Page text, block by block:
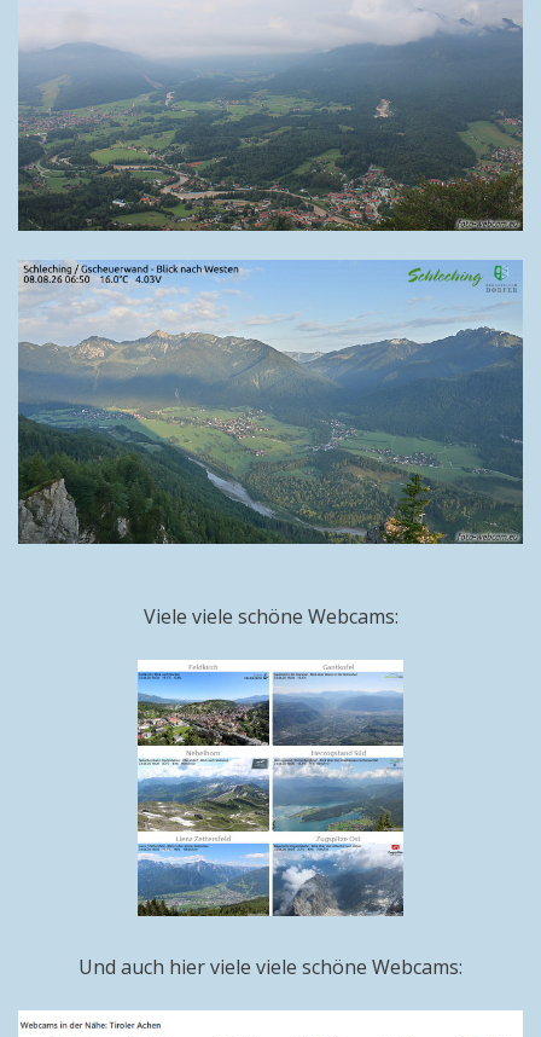
Viele viele schöne Webcams:
Und auch hier viele viele schöne Webcams: